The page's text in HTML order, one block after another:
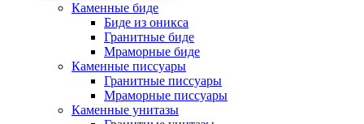
Каменные биде
Биде из оникса
Гранитные биде
Мраморные биде
Каменные писсуары
Гранитные писсуары
Мраморные писсуары
Каменные унитазы